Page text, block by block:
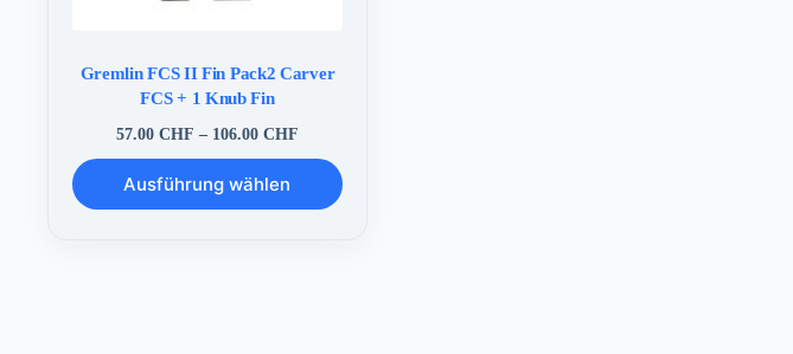
Gremlin FCS II Fin Pack2 Carver
FCS + 1 Knub Fin
57.00 CHF – 106.00 CHFPreisspanne:
106.00 CHF
Ausführung wählen
Dieses
Produkt
weist